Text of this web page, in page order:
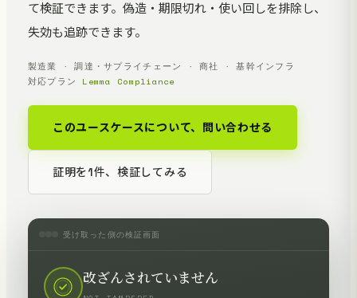
て検証できます。偽造・期限切れ・使い回しを排除し、
失効も追跡できます。
製造業 · 調達・サプライチェーン · 商社 · 基幹インフラ
対応プラン Lemma Compliance
このユースケースについて、問い合わせる
証明を1件、検証してみる
受け取った側の検証画面
改ざんされていません